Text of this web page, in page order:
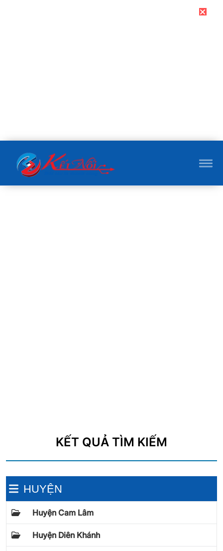
KẾT QUẢ TÌM KIẾM
HUYỆN
Huyện Cam Lâm
Huyện Diên Khánh